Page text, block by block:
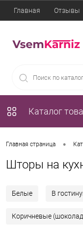
Главная Отзывы
Каталог
Главная страница •
Шторы на
Белые В
Коричневые